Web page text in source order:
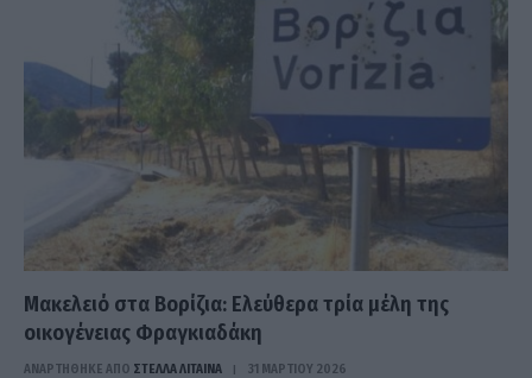
Μακελειό στα Βορίζια: Ελεύθερα τρία μέλη της
οικογένειας Φραγκιαδάκη
ΑΝΑΡΤΗΘΗΚΕ ΑΠΟ ΣΤΈΛΛΑ ΛΊΤΑΙΝΑ 31 ΜΑΡΤΊΟΥ 2026